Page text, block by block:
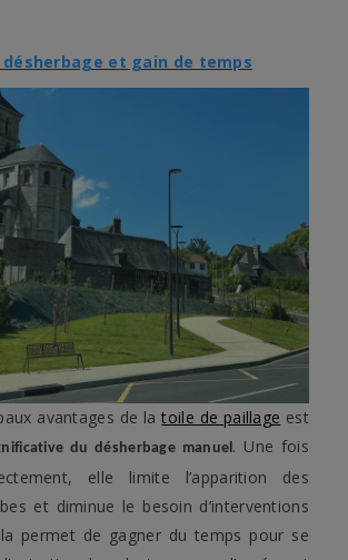
désherbage et gain de temps
avantages de latoile de paillage est
du désherbage manuel . Une fois
elle limite l’apparition des
et diminue le besoin d’interventions
permet de gagner du temps pour se